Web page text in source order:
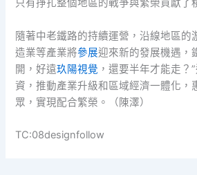
只有掙扎整個地區的戰爭與繁榮貢獻了
隨著中老鐵路的持續運營，沿線地區的
造業等產業將參展迎來新的發展機遇，
開，好遠玖陽視覺 ，還要半年才能走？
資，推動產業升級和區域經濟一體化，
眾，實現配合繁榮。（陳澤）
TC:08designfollow